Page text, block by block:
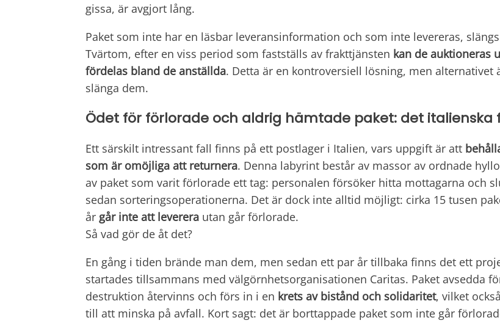
gissa, är avgjort lång.
Paket som inte har en läsbar leveransinformation och som inte levereras,
Tvärtom, efter en viss period som fastställs av frakttjänsten kan de auktioneras
fördelas bland de anställda. Detta är en kontroversiell lösning, men alternativet
slänga dem.
Ödet för förlorade och aldrig hämtade paket: det italienska
Ett särskilt intressant fall finns på ett postlager i Italien, vars uppgift är att
som är omöjliga att returnera. Denna labyrint består av massor av ordnade
av paket som varit förlorade ett tag: personalen försöker hitta mottagarna och
sedan sorteringsoperationerna. Det är dock inte alltid möjligt: cirka 15 tusen
år går inte att leverera utan går förlorade.
Så vad gör de åt det?
En gång i tiden brände man dem, men sedan ett par år tillbaka finns det ett
startades tillsammans med välgörnhetsorganisationen Caritas. Paket avsedda
destruktion återvinns och förs in i en krets av bistånd och solidaritet, vilket
till att minska på avfall. Kort sagt: det är borttappade paket som inte går